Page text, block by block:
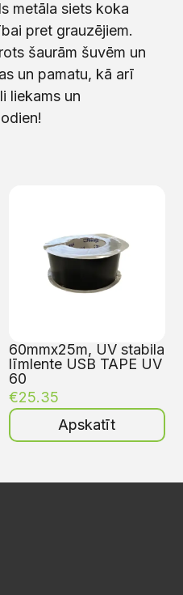
metāla siets koka
pret grauzējiem.
šaurām šuvēm un
un pamatu, kā arī
liekams un
60mmx25m, UV stabila
līmlente USB TAPE UV
60
€25.35
Apskatīt